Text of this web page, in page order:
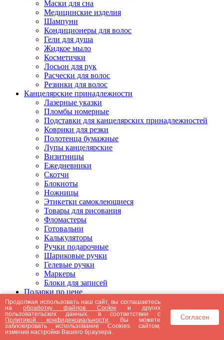
Маски для сна
Медицинские изделия
Шампуни
Кондиционеры для волос
Гели для душа
Жидкое мыло
Косметички
Лосьон для рук
Расчески для волос
Резинки для волос
Канцелярские принадлежности
Лазерные указки
Пломбы номерные
Подставки для канцелярских принадлежностей
Коврики для резки
Полотенца бумажные
Лупы канцелярские
Визитницы
Ежедневники
Скотчи
Блокноты
Ножницы
Этикетки самоклеющиеся
Товары для рисования
Фломастеры
Готовальни
Калькуляторы
Ручки подарочные
Шариковые ручки
Гелевые ручки
Маркеры
Блоки для записей
Подарки по цене
Подарки от 5000 рублей
Подарки до 5000 рублей
Подарки до 3000 рублей
Подарки до 2000 рублей
Подарки до 1000 рублей
Продолжая использовать наш сайт, вы соглашаетесь
наобработку файлов Cookie и других
пользовательских данных, в соответствии с
Политикой конфиденциальности . Вы можете
заблокировать использование Cookies сайтом,
изменив настройки Вашего браузера.
Согласен